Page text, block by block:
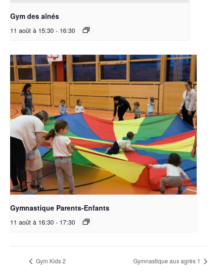
Gym des aînés
11 août à 15:30 - 16:30
Gymnastique Parents-Enfants
11 août à 16:30 - 17:30
Gym Kids 2 Gymnastique aux agrès 1